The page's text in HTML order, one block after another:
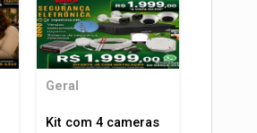
Geral
Kit com 4 cameras